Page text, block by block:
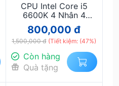
CPU Intel Core i5
6600K 4 Nhân 4
Luồng Turbo 3.9GHz
Socket 1151 – Hiệu
Năng Gaming Ổn Định
800,000 đ
1,500,000 đ (Tiết kiệm: (47%)
Còn hàng
Quà tặng